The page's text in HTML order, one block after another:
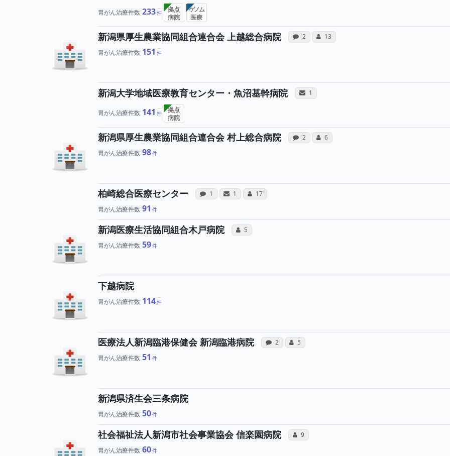
胃がん治療件数 233
拠点
病院
ゲノム
医療
新潟県厚生農業協同組合連合会 上越総合病院 感想投稿（合算）
2 病院への声と、所属医師への患者さん
コミュニケーション・タイプ（合算）
13 所属医師へのコミュニケーシ
胃がん治療件数 151
新潟大学地域医療教育センター・魚沼基幹病院 サンキューレター（合算）
1 病院と、所属医師へのサンキューレ
胃がん治療件数 141
拠点
病院
新潟県厚生農業協同組合連合会 村上総合病院 感想投稿（合算）
2 病院への声と、所属医師への患者さん
コミュニケーション・タイプ（合算）
6 所属医師へのコミュニケーショ
胃がん治療件数 98
柏崎総合医療センター 感想投稿（合算）
1 病院への声と、所属医師への患者さんの感想が合計1件投稿され
サンキューレター（合算）
1 病院と、所属医師へのサンキューレターが合計1通送られ
コミュニケーション・タイプ（合算）
17 所属医師へのコミュニケーション・タイプが合計
胃がん治療件数 91
新潟医療生活協同組合木戸病院 コミュニケーション・タイプ（合算）
5 所属医師へのコミュニケーション・タイプが合計5票投
胃がん治療件数 59
下越病院
胃がん治療件数 114
医療法人新潟臨港保健会 新潟臨港病院 感想投稿（合算）
2 病院への声と、所属医師への患者さんの感想
コミュニケーション・タイプ（合算）
5 所属医師へのコミュニケーション・タ
胃がん治療件数 51
新潟県済生会三条病院
胃がん治療件数 50
社会福祉法人新潟市社会事業協会 信楽園病院 コミュニケーション・タイプ（合算）
9 所属医師へのコミュニケーション・タ
胃がん治療件数 60